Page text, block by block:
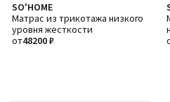
SO'HOME
Матрас из трикотажа низкого
уровня жесткости
от48200 ₽